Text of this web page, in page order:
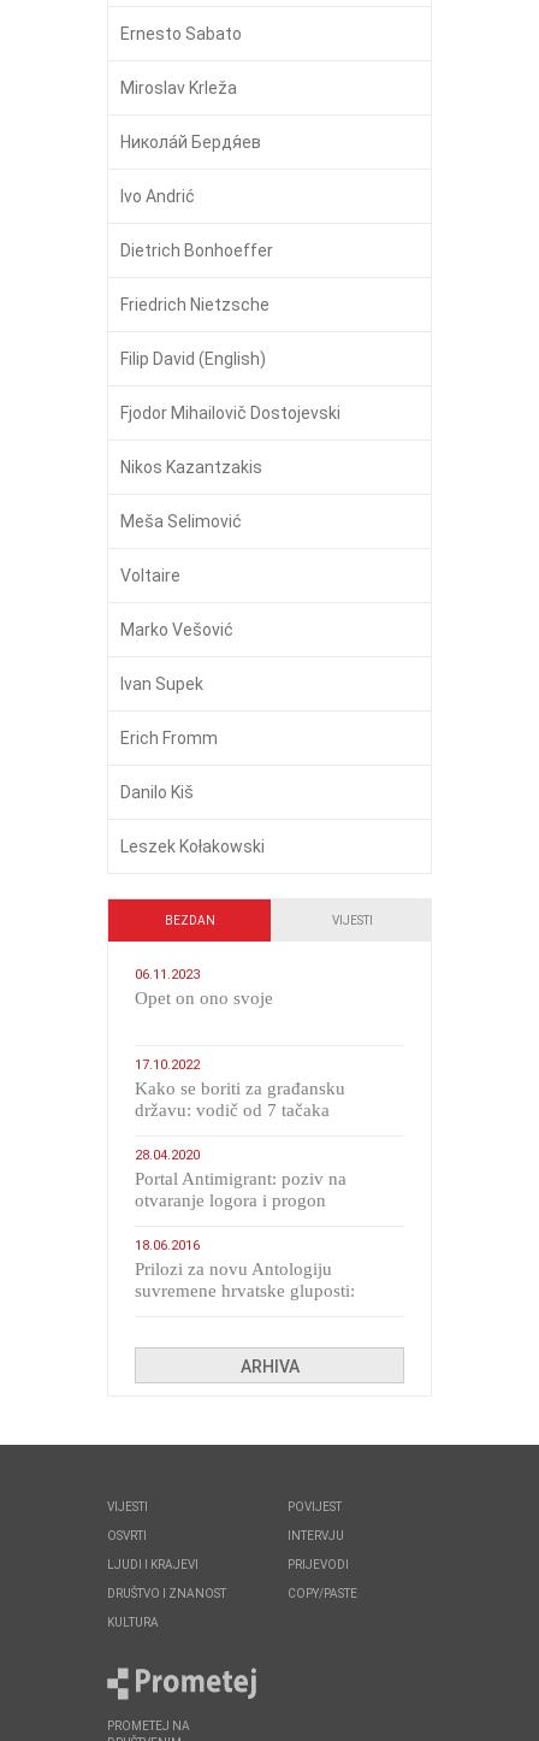
Ernesto Sabato
Miroslav Krleža
Никола́й Бердя́ев
Ivo Andrić
Dietrich Bonhoeffer
Friedrich Nietzsche
Filip David (English)
Fjodor Mihailovič Dostojevski
Nikos Kazantzakis
Meša Selimović
Voltaire
Marko Vešović
Ivan Supek
Erich Fromm
Danilo Kiš
Leszek Kołakowski
BEZDAN VIJESTI
06.11.2023
​Opet on ono svoje
17.10.2022
Kako se boriti za građansku
državu: vodič od 7 tačaka
28.04.2020
Portal Antimigrant: poziv na
otvaranje logora i progon
18.06.2016
Prilozi za novu Antologiju
suvremene hrvatske gluposti:
ARHIVA
VIJESTI
OSVRTI
LJUDI I KRAJEVI
DRUŠTVO I ZNANOST
KULTURA
POVIJEST
INTERVJU
PRIJEVODI
COPY/PASTE
PROMETEJ NA